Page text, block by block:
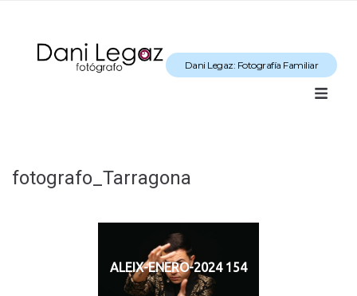
Dani Legaz: Fotografía Familiar
fotografo_Tarragona
ALEIX-ENERO-2024 154